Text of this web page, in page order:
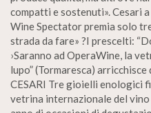
compatti e sostenuti». Cesari a
Wine Spectator premia solo
strada da fare» ?I prescelti:
›Saranno ad OperaWine, la
lupo” (Tormaresca)
CESARI Tre gioielli enologici
vetrina internazionale del